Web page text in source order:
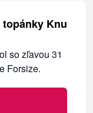
topánky Knu
so zľavou 31
Forsize.